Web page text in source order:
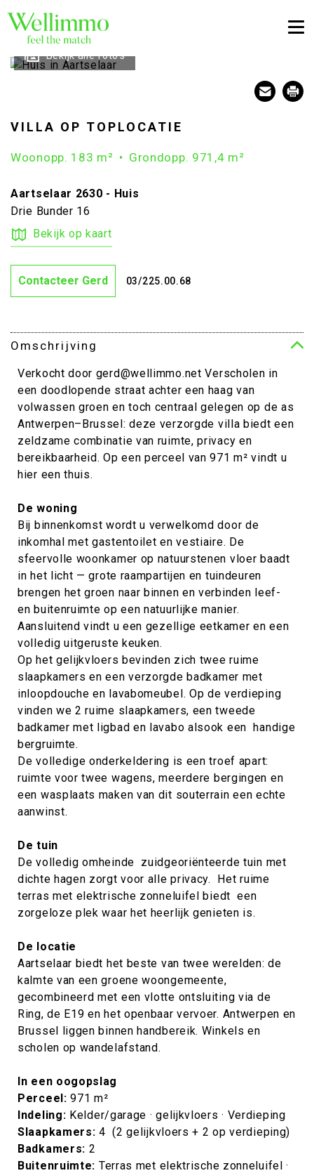
Bekijk alle foto's
VILLA OP TOPLOCATIE
Woonopp. 183 m² Grondopp. 971,4 m²
Aartselaar 2630 - Huis
Drie Bunder 16
Bekijk op kaart
Contacteer Gerd 03/225.00.68
Omschrijving
Verkocht door gerd@wellimmo.net Verscholen in
een doodlopende straat achter een haag van
volwassen groen en toch centraal gelegen op de as
Antwerpen–Brussel: deze verzorgde villa biedt een
zeldzame combinatie van ruimte, privacy en
bereikbaarheid. Op een perceel van 971 m² vindt u
hier een thuis.
De woning
Bij binnenkomst wordt u verwelkomd door de
inkomhal met gastentoilet en vestiaire. De
sfeervolle woonkamer op natuurstenen vloer baadt
in het licht — grote raampartijen en tuindeuren
brengen het groen naar binnen en verbinden leef-
en buitenruimte op een natuurlijke manier.
Aansluitend vindt u een gezellige eetkamer en een
volledig uitgeruste keuken.
Op het gelijkvloers bevinden zich twee ruime
slaapkamers en een verzorgde badkamer met
inloopdouche en lavabomeubel. Op de verdieping
vinden we 2 ruime slaapkamers, een tweede
badkamer met ligbad en lavabo alsook een handige
bergruimte.
De volledige onderkeldering is een troef apart:
ruimte voor twee wagens, meerdere bergingen en
een wasplaats maken van dit souterrain een echte
aanwinst.
De tuin
De volledig omheinde zuidgeoriënteerde tuin met
dichte hagen zorgt voor alle privacy. Het ruime
terras met elektrische zonneluifel biedt een
zorgeloze plek waar het heerlijk genieten is.
De locatie
Aartselaar biedt het beste van twee werelden: de
kalmte van een groene woongemeente,
gecombineerd met een vlotte ontsluiting via de
Ring, de E19 en het openbaar vervoer. Antwerpen en
Brussel liggen binnen handbereik. Winkels en
scholen op wandelafstand.
In een oogopslag
Perceel:971 m²
Indeling: Kelder/garage · gelijkvloers · Verdieping
Slaapkamers:4 (2 gelijkvloers + 2 op verdieping)
Badkamers: 2
Buitenruimte: Terras met elektrische zonneluifel ·